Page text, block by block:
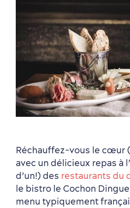
Magasinage
Réchauffez‑vous le cœur
avec un délicieux repas à
d’un!) des restaurants du
le bistro le Cochon
menu typiquement